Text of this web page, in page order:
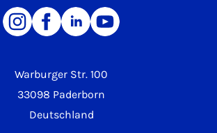
Warburger Str. 100
33098 Paderborn
Deutschland